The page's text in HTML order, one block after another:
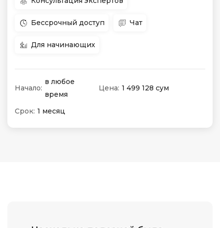
Бессрочный доступ Чат
Для начинающих
Начало:
в любое
время
Цена: 1 499 128 сум
Срок: 1 месяц